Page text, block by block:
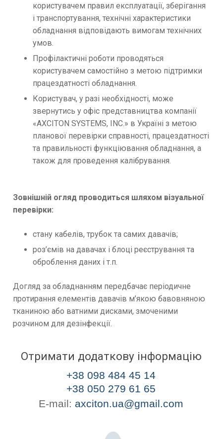
користувачем правил експлуатації, зберігання
і транспортування, технічні характеристики
обладнання відповідають вимогам технічних
умов.
Профілактичні роботи проводяться
користувачем самостійно з метою підтримки
працездатності обладнання.
Користувач, у разі необхідності, може
звернутись у офіс представництва компанії
«AXCITON SYSTEMS, INC.» в Україні з метою
планової перевірки справності, працездатності
та правильності функціювання обладнання, а
також для проведення калібрування.
Зовнішній огляд проводиться шляхом візуальної
перевірки:
стану кабелів, трубок та самих давачів;
роз’ємів на давачах і блоці реєстрування та
оброблення даних і т.п.
Догляд за обладнанням передбачає періодичне
протирання елементів давачів м’якою бавовняною
тканиною або ватними дисками, змоченими
розчином для дезінфекції.
Отримати додаткову інформацію
+38 098 484 45 14
+38 050 279 61 65
E-mail: axciton.ua@gmail.com